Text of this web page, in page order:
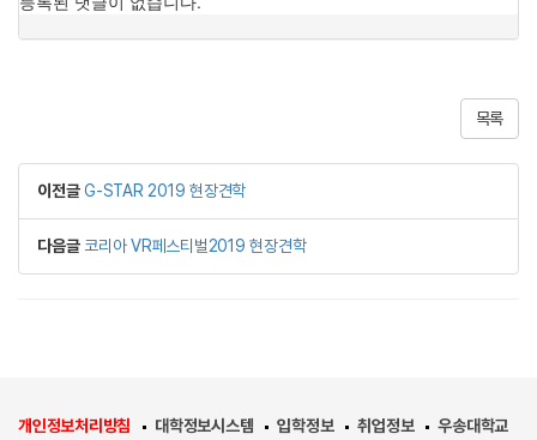
목록
이전글 G-STAR 2019 현장견학
다음글 코리아 VR페스티벌2019 현장견학
개인정보처리방침 대학정보시스템 입학정보 취업정보
우송대학교